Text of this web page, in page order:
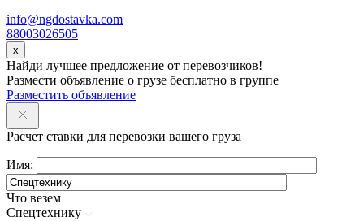
info@ngdostavka.com
88003026505
x
Найди лучшее предложение от перевозчиков!
Размести объявление о грузе бесплатно в группе
Разместить объявление
Расчет ставки для перевозки вашего груза
Имя:
Что везем
Спецтехнику